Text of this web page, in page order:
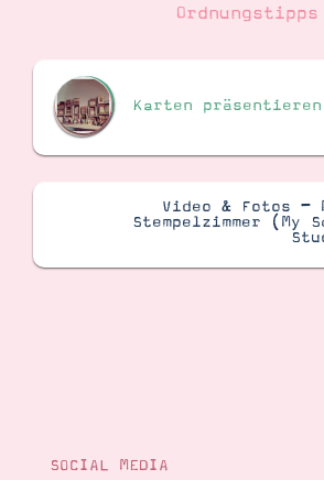
Ordnungstipps
Karten präsentieren
Video & Fotos –
Stempelzimmer (My
SOCIAL MEDIA